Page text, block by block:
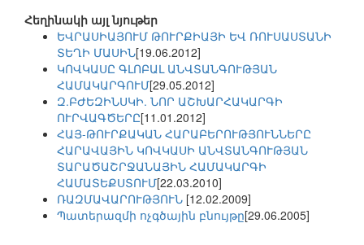
Հեղինակի այլ նյութեր
ԵՎՐԱՍԻԱՅՈՒՄ ԹՈՒՐՔԻԱՅԻ ԵՎ ՌՈՒՍԱՍՏԱՆԻ
ՏԵՂԻ ՄԱՍԻՆ[19.06.2012]
ԿՈՎԿԱՍԸ ԳԼՈԲԱԼ ԱՆՎՏԱՆԳՈՒԹՅԱՆ
ՀԱՄԱԿԱՐԳՈՒՄ[29.05.2012]
Զ.ԲԺԵԶԻՆՍԿԻ. ՆՈՐ ԱՇԽԱՐՀԱԿԱՐԳԻ
ՈՒՐՎԱԳԾԵՐԸ[11.01.2012]
ՀԱՅ-ԹՈՒՐՔԱԿԱՆ ՀԱՐԱԲԵՐՈՒԹՅՈՒՆՆԵՐԸ
ՀԱՐԱՎԱՅԻՆ ԿՈՎԿԱՍԻ ԱՆՎՏԱՆԳՈՒԹՅԱՆ
ՏԱՐԱԾԱՇՐՋԱՆԱՅԻՆ ՀԱՄԱԿԱՐԳԻ
ՀԱՄԱՏԵՔՍՏՈՒՄ[22.03.2010]
ՌԱԶՄԱՎԱՐՈՒԹՅՈՒՆ [12.02.2009]
Պատերազմի ոչգծային բնույթը[29.06.2005]